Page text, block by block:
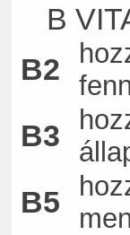
B
B2
B3
B5